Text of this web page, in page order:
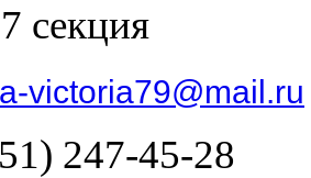
секция
victoria79@mail.ru
247-45-28